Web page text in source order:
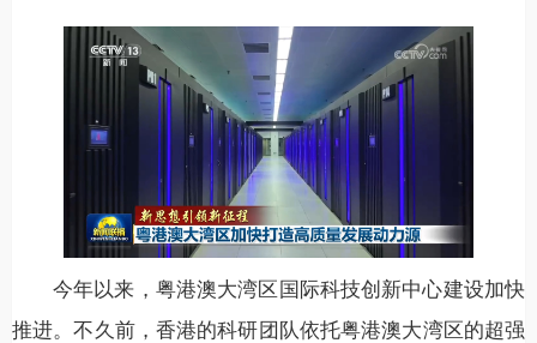
今年以来，粤港澳大湾区国际科技创新中心建设加快
推进。不久前，香港的科研团队依托粤港澳大湾区的超强